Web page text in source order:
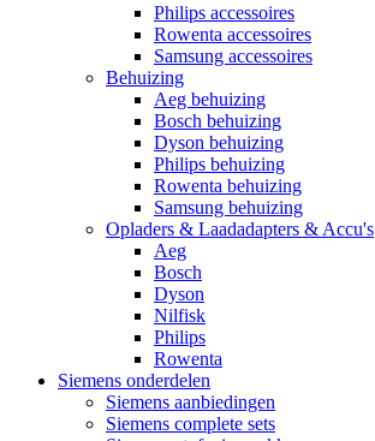
Philips accessoires
Rowenta accessoires
Samsung accessoires
Behuizing
Aeg behuizing
Bosch behuizing
Dyson behuizing
Philips behuizing
Rowenta behuizing
Samsung behuizing
Opladers & Laadadapters & Accu's
Aeg
Bosch
Dyson
Nilfisk
Philips
Rowenta
Siemens onderdelen
Siemens aanbiedingen
Siemens complete sets